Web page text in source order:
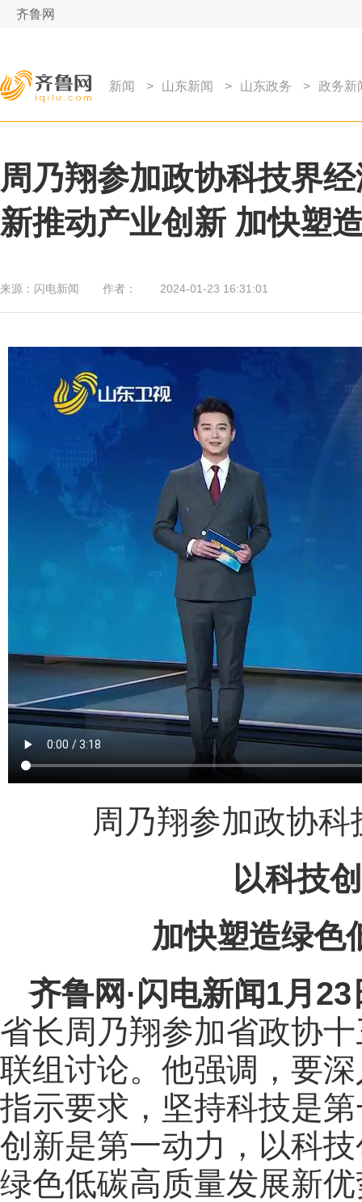
齐鲁网
新闻 > 山东新闻 > 山东政务 > 政务新
周乃翔参加政协科技界
新推动产业创新 加快塑
来源： 闪电新闻 作者： 2024-01-23 16:31:01
周乃翔参加政协
以科技
加快塑造绿色
齐鲁网 ·闪电新闻1月23
省长周乃翔参加省政协
联组讨论。他强调，要
指示要求，坚持科技是
创新是第一动力，以科
绿色低碳高质量发展新